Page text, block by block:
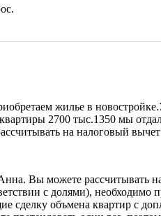
жилье в
2700 тыс.1350 мы
на налоговый
Вы можете рассчитывать
с долями), необходимо
сделку объмена квартир с